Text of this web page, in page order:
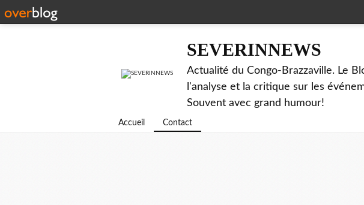
SEVERINNEWS
Actualité du Congo-Brazzaville. Le
l'analyse et la critique sur les
Souvent avec grand humour!
Accueil Contact